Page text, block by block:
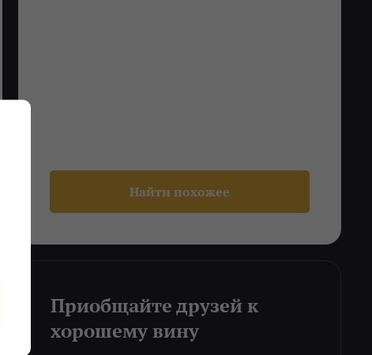
Найти похожее
Приобщайте друзей к
хорошему вину